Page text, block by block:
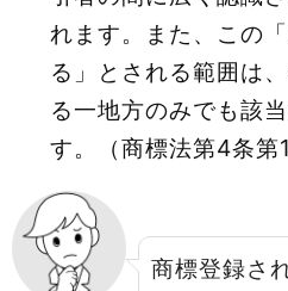
れます。また、この
る」とされる範囲は
る一地方のみでも該
す。（商標法第4条第
商標登録さ